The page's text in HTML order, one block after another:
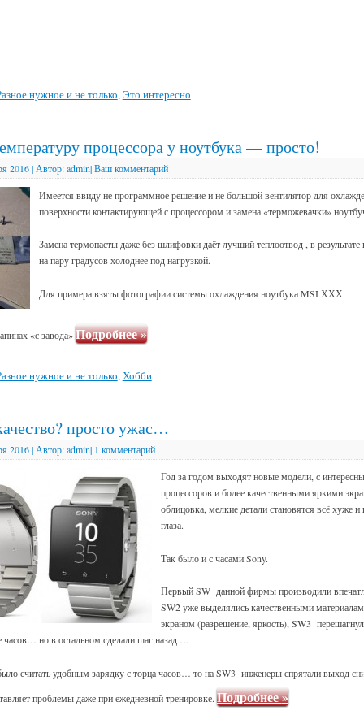
нужное и не только,Это интересно
процессора у ноутбука — просто!
2016| Автор: admin| Ваш комментарий
Имеется ввиду не программное решение и не большой вентилятор для
поверхности контактирующей с процессором и замена «терможевачки»
Замена термопасты даже без шлифовки даёт лучший теплоотвод , в результате
на пару градусов холоднее под нагрузкой.
Для примера взяты фотографии системы охлаждения ноутбука MSI ХХХ
«с завода»Подробнее»
нужное и не только,Хобби
просто ужас…
2016| Автор: admin| 1 комментарий
Год за годом выходят новые модели, с
процессоров и более качественными яркими
облицовка, мелкие детали становятся всё хуже
глаза.
Так было и с часами Sony.
Первый SW данной фирмы производили
SW2 уже выделялись качественными
экраном (разрешение, яркость), SW3
часов… но в остальном сделали шаг назад …
считать удобным зарядку с торца часов… то на SW3 инженеры спрятали выход
проблемы даже при ежедневной тренировке. Подробнее»